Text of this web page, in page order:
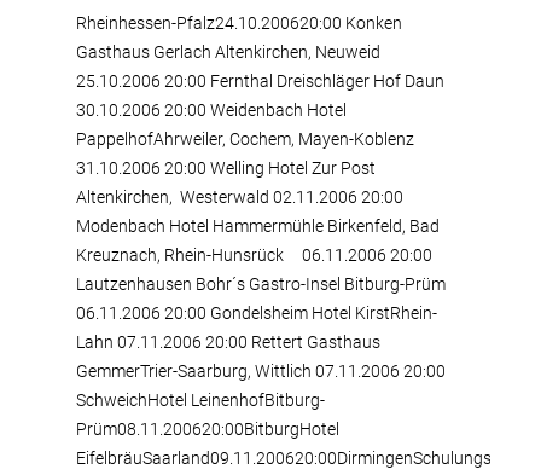
Rheinhessen-Pfalz24.10.200620:00 Konken
Gasthaus Gerlach Altenkirchen, Neuweid
25.10.2006 20:00 Fernthal Dreischläger Hof Daun
30.10.2006 20:00 Weidenbach Hotel
PappelhofAhrweiler, Cochem, Mayen-Koblenz
31.10.2006 20:00 Welling Hotel Zur Post
Altenkirchen, Westerwald 02.11.2006 20:00
Modenbach Hotel Hammermühle Birkenfeld, Bad
Kreuznach, Rhein-Hunsrück 06.11.2006 20:00
Lautzenhausen Bohr´s Gastro-Insel Bitburg-Prüm
06.11.2006 20:00 Gondelsheim Hotel KirstRhein-
Lahn 07.11.2006 20:00 Rettert Gasthaus
GemmerTrier-Saarburg, Wittlich 07.11.2006 20:00
SchweichHotel LeinenhofBitburg-
Prüm08.11.200620:00BitburgHotel